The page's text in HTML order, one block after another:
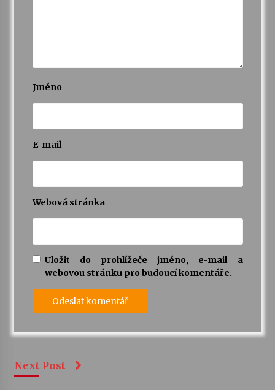
Jméno
E-mail
Webová stránka
Uložit do prohlížeče jméno, e-mail a
webovou stránku pro budoucí komentáře.
Next Post